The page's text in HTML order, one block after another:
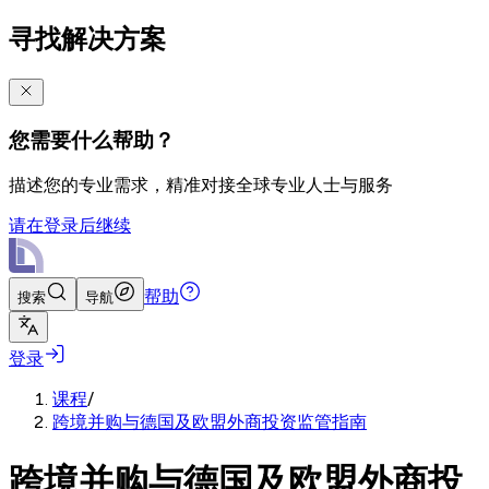
寻找解决方案
您需要什么帮助？
描述您的专业需求，精准对接全球专业人士与服务
请在登录后继续
搜索 导航 帮助
登录
课程/
跨境并购与德国及欧盟外商投资监管指南